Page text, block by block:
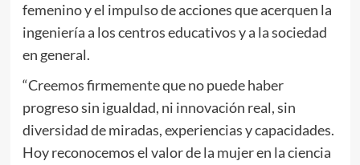
femenino y el impulso de acciones que acerquen la
ingeniería a los centros educativos y a la sociedad
en general.
“Creemos firmemente que no puede haber
progreso sin igualdad, ni innovación real, sin
diversidad de miradas, experiencias y capacidades.
Hoy reconocemos el valor de la mujer en la ciencia